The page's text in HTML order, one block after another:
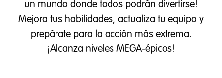
un mundo donde todos podrán divertirse!
Mejora tus habilidades, actualiza tu equipo y
prepárate para la acción más extrema.
¡Alcanza niveles MEGA-épicos!